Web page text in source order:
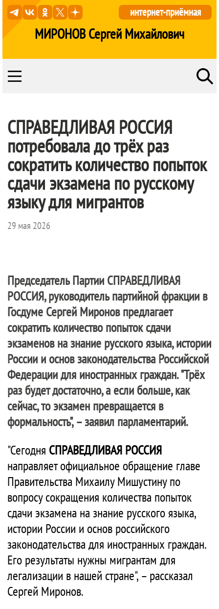
МИРОНОВ Сергей Михайлович
интернет-приёмная
СПРАВЕДЛИВАЯ РОССИЯ
потребовала до трёх раз
сократить количество попыток
сдачи экзамена по русскому
языку для мигрантов
29 мая 2026
Председатель Партии СПРАВЕДЛИВАЯ
РОССИЯ, руководитель партийной фракции в
Госдуме Сергей Миронов предлагает
сократить количество попыток сдачи
экзаменов на знание русского языка, истории
России и основ законодательства Российской
Федерации для иностранных граждан. "Трёх
раз будет достаточно, а если больше, как
сейчас, то экзамен превращается в
формальность", – заявил парламентарий.
"Сегодня СПРАВЕДЛИВАЯ РОССИЯ
направляет официальное обращение главе
Правительства Михаилу Мишустину по
вопросу сокращения количества попыток
сдачи экзамена на знание русского языка,
истории России и основ российского
законодательства для иностранных граждан.
Его результаты нужны мигрантам для
легализации в нашей стране", – рассказал
Сергей Миронов.